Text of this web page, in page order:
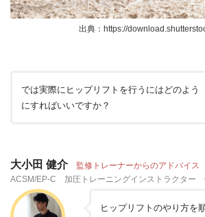
出典：https://
では実際にヒップリフトを行うにはどのよう
にすればいいですか？
大小田 健介 監修トレーナーからのアドバイス
ACSM/EP-C 加圧トレーニングインストラクター
ヒップリフトのやり方を